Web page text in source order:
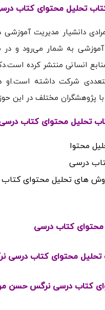
کتاب تحلیل محتوای کتاب
دانشیار مدیریت آموزشی
به شمار می‌رود و در
انسانی منتشر کرده
متعددی شرکت داشته
پژوهشگران مختلف در این
تحلیل محتوای کتاب
محتوا
درسی
های تحلیل محتوای
کتاب درسی
تحلیل محتوای کتاب
کتاب درسی نرگس حسن